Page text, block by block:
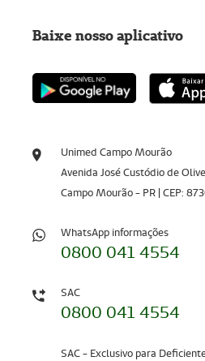
Unimed Campo Mourão
Avenida José Custódio de
Campo Mourão - PR | CEP:
WhatsApp informações
0800 041 4554
SAC
0800 041 4554
SAC - Exclusivo para
Baixe nosso aplicativo